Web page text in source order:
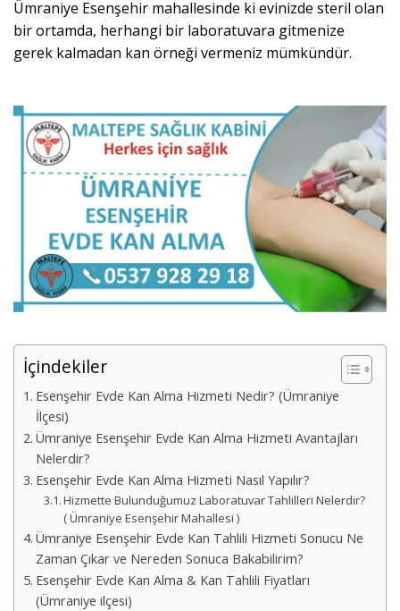
Ümraniye Esenşehir mahallesinde ki evinizde steril olan
bir ortamda, herhangi bir laboratuvara gitmenize
gerek kalmadan kan örneği vermeniz mümkündür.
İçindekiler
Esenşehir Evde Kan Alma Hizmeti Nedir? (Ümraniye
İlçesi)
Ümraniye Esenşehir Evde Kan Alma Hizmeti Avantajları
Nelerdir?
Esenşehir Evde Kan Alma Hizmeti Nasıl Yapılır?
Hizmette Bulunduğumuz Laboratuvar Tahlilleri Nelerdir?
( Ümraniye Esenşehir Mahallesi )
Ümraniye Esenşehir Evde Kan Tahlili Hizmeti Sonucu Ne
Zaman Çıkar ve Nereden Sonuca Bakabilirim?
Esenşehir Evde Kan Alma & Kan Tahlili Fiyatları
(Ümraniye ilçesi)